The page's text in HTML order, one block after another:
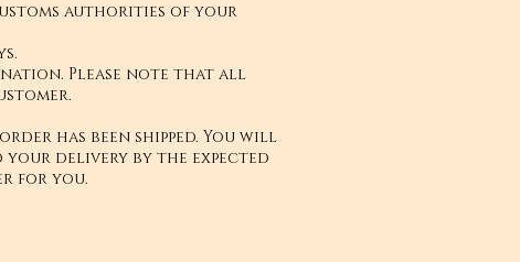
authorities of your
Please note that all
has been shipped. You will
delivery by the expected
for you.